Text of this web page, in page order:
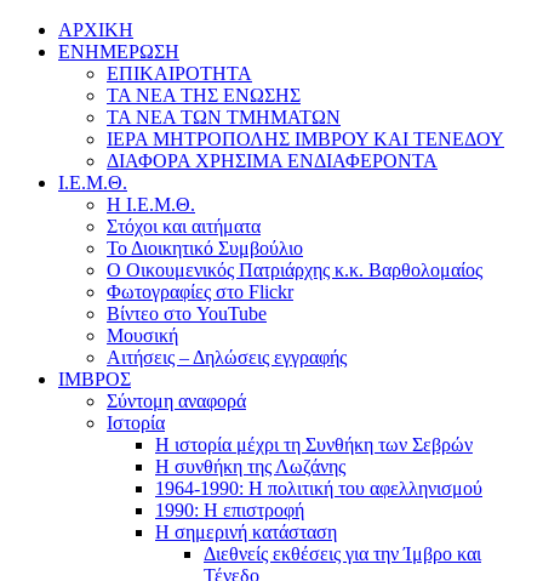
ΑΡΧΙΚΗ
ΕΝΗΜΕΡΩΣΗ
ΕΠΙΚΑΙΡΟΤΗΤΑ
ΤΑ ΝΕΑ ΤΗΣ ΕΝΩΣΗΣ
ΤΑ ΝΕΑ ΤΩΝ ΤΜΗΜΑΤΩΝ
ΙΕΡΑ ΜΗΤΡΟΠΟΛΗΣ ΙΜΒΡΟΥ ΚΑΙ ΤΕΝΕΔΟΥ
ΔΙΑΦΟΡΑ ΧΡΗΣΙΜΑ ΕΝΔΙΑΦΕΡΟΝΤΑ
Ι.Ε.Μ.Θ.
Η Ι.Ε.Μ.Θ.
Στόχοι και αιτήματα
Το Διοικητικό Συμβούλιο
Ο Οικουμενικός Πατριάρχης κ.κ. Βαρθολομαίος
Φωτογραφίες στο Flickr
Βίντεο στο YouTube
Μουσική
Αιτήσεις – Δηλώσεις εγγραφής
ΙΜΒΡΟΣ
Σύντομη αναφορά
Ιστορία
Η ιστορία μέχρι τη Συνθήκη των Σεβρών
Η συνθήκη της Λωζάνης
1964-1990: Η πολιτική του αφελληνισμού
1990: Η επιστροφή
Η σημερινή κατάσταση
Διεθνείς εκθέσεις για την Ίμβρο και
Τένεδο